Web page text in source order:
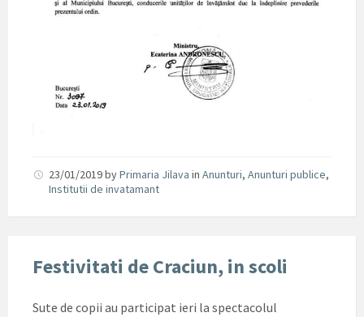
23/01/2019byPrimaria Jilava in Anunturi, Anunturi publice,
Institutii de invatamant
Festivitati de Craciun, in scoli
Sute de copii au participat ieri la spectacolul